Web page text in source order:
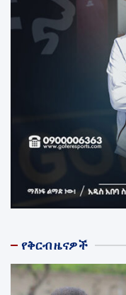
የቅርብ ዜናዎች